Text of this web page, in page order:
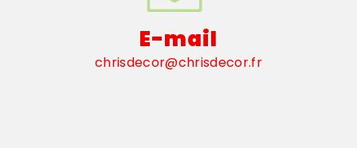
E-mail
chrisdecor@chrisdecor.fr